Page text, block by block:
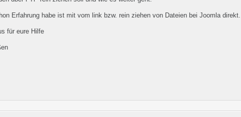
Erfahrung habe ist mit vom link bzw. rein ziehen von Dateien bei Joomla direkt.
für eure Hilfe